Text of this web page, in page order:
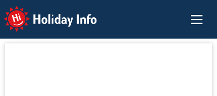
Holiday Info